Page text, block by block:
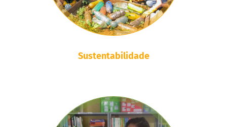
Sustentabilidade